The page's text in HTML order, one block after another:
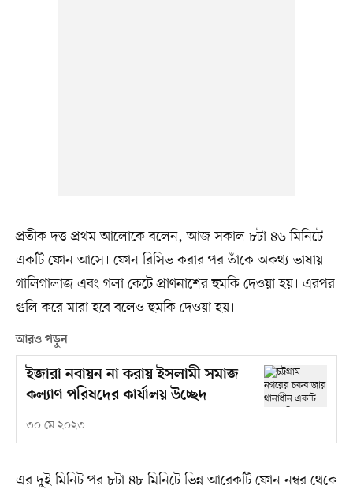
প্রতীক দত্ত প্রথম আলোকে বলেন, আজ সকাল ৮টা ৪৬ মিনিটে
একটি ফোন আসে। ফোন রিসিভ করার পর তাঁকে অকথ্য ভাষায়
গালিগালাজ এবং গলা কেটে প্রাণনাশের হুমকি দেওয়া হয়। এরপর
গুলি করে মারা হবে বলেও হুমকি দেওয়া হয়।
আরও পড়ুন
ইজারা নবায়ন না করায় ইসলামী সমাজ
কল্যাণ পরিষদের কার্যালয় উচ্ছেদ
৩০ মে ২০২৩
এর দুই মিনিট পর ৮টা ৪৮ মিনিটে ভিন্ন আরেকটি ফোন নম্বর থেকে